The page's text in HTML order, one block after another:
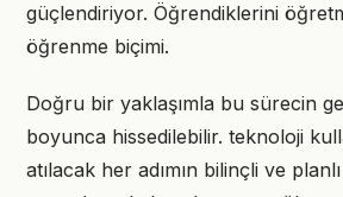
güçlendiriyor. Öğrendiklerini
öğrenme biçimi.
Doğru bir yaklaşımla bu sürecin
boyunca hissedilebilir. teknoloji
atılacak her adımın bilinçli ve